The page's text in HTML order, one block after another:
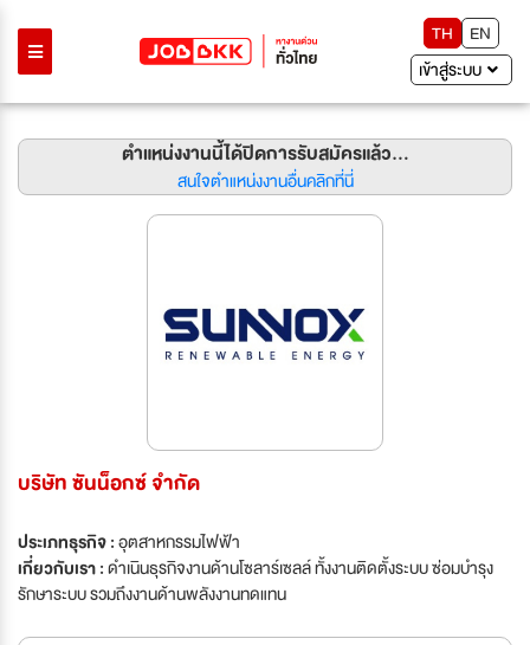
TH
EN
เข้าสู่ระบบ
ตำแหน่งงานนี้ได้ปิดการรับสมัครแล้ว...
สนใจตำแหน่งงานอื่นคลิกที่นี่
บริษัท ซันน็อกซ์ จำกัด
ประเภทธุรกิจ :อุตสาหกรรมไฟฟ้า
เกี่ยวกับเรา :ดำเนินธุรกิจงานด้านโซลาร์เซลล์ ทั้งงานติดตั้งระบบ ซ่อมบำรุง
รักษาระบบ รวมถึงงานด้านพลังงานทดแทน